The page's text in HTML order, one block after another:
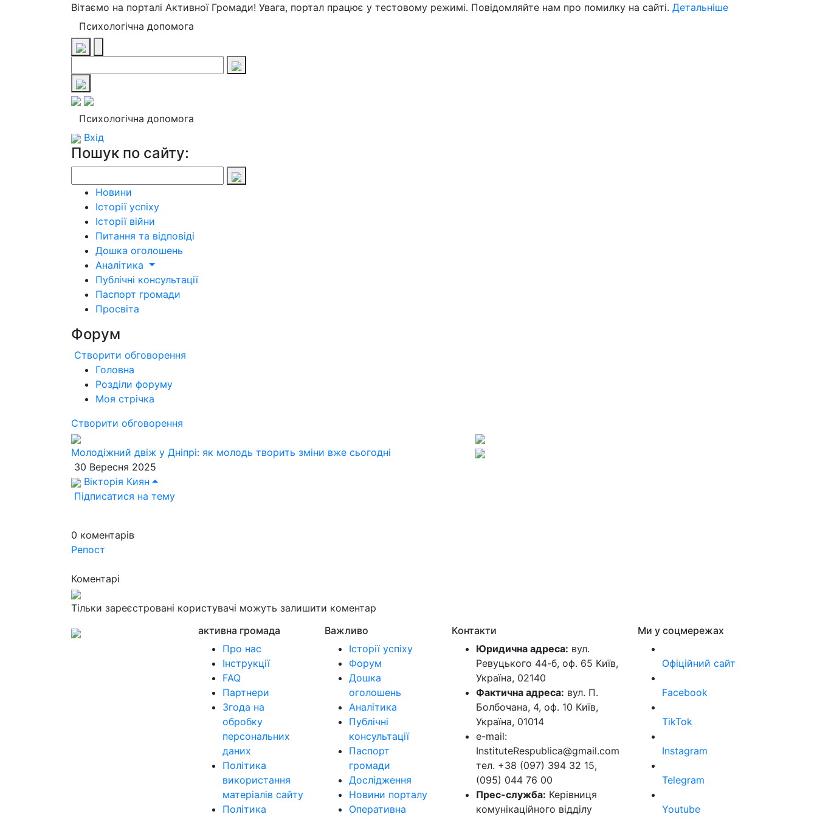
Вітаємо на порталі Активної Громади! Увага, портал працює у тестовому режимі. Повідомляйте нам про помилку на сайті. Детальніше
Психологічна допомога
Психологічна допомога
Вхід
Пошук по сайту:
Новини
Історії успіху
Історії війни
Питання та відповіді
Дошка оголошень
Аналітика
Публічні консультації
Паспорт громади
Просвіта
Форум
Створити обговорення
Головна
Розділи форуму
Моя стрічка
Створити обговорення
Молодіжний двіж у Дніпрі: як молодь творить зміни вже сьогодні
30 Вересня 2025
Вікторія Киян
Підписатися на тему
0 коментарів
Репост
Коментарі
Тільки зареєстровані користувачі можуть залишити коментар
активна громада
Про нас
Інструкції
FAQ
Партнери
Згода на
обробку
персональних
даних
Політика
використання
матеріалів сайту
Політика
Важливо
Історії успіху
Форум
Дошка
оголошень
Аналітика
Публічні
консультації
Паспорт
громади
Дослідження
Новини порталу
Оперативна
Контакти
Юридична адреса: вул.
Ревуцького 44-б, оф. 65 Київ,
Україна, 02140
Фактична адреса: вул. П.
Болбочана, 4, оф. 10 Київ,
Україна, 01014
e-mail:
InstituteRespublica@gmail.com
тел. +38 (097) 394 32 15,
(095) 044 76 00
Прес-служба: Керівниця
комунікаційного відділу
Ми у соцмережах
Офіційний сайт
Facebook
TikTok
Instagram
Telegram
Youtube